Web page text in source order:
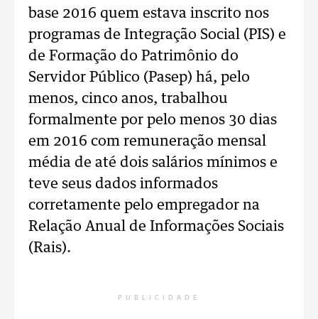
base 2016 quem estava inscrito nos
programas de Integração Social (PIS) e
de Formação do Patrimônio do
Servidor Público (Pasep) há, pelo
menos, cinco anos, trabalhou
formalmente por pelo menos 30 dias
em 2016 com remuneração mensal
média de até dois salários mínimos e
teve seus dados informados
corretamente pelo empregador na
Relação Anual de Informações Sociais
(Rais).
PUBLICIDADE